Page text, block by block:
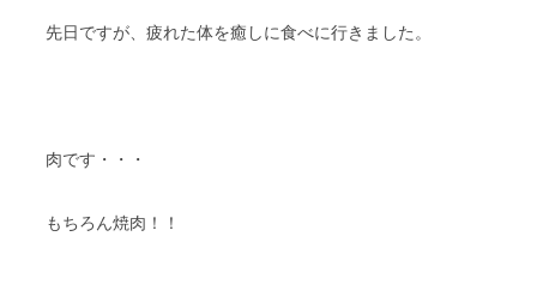
先日ですが、疲れた体を癒しに食べに行きました。
肉です・・・
もちろん焼肉！！